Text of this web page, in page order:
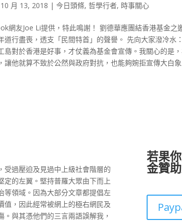
10 月 13, 2018 |今日頭條,哲學行者, 時事關心
網友Joe Li提供，特此鳴謝！ 劉德華應團結香港基金之
道行盡喪，透支「民間特首」的聲譽。 先向大家潑冷
島對於香港是好事，才仗義為基金會宣傳。我關心的是
讓他就算不致於公然與政府對抗，也能夠婉拒宣傳大白象
受過壓迫及見過中上級社會階層的
定的左翼。堅持普羅大眾由下而上
等領域。因為大部分文章都提倡左
值，因此經常被網上的極右網民及
。與其憑他們的三言兩語誤解我，
若果
金贊